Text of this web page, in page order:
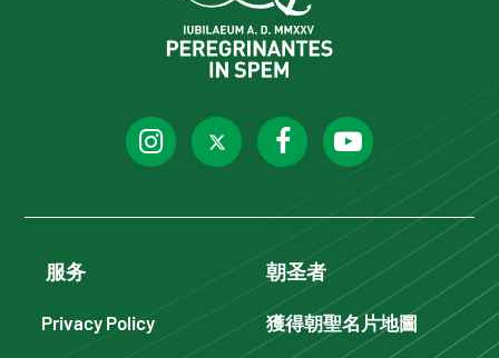
服务
Privacy Policy
朝圣者
獲得朝聖名片地圖